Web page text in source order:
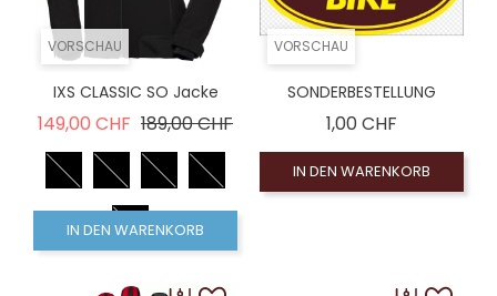
VORSCHAU
IXS CLASSIC SO Jacke
149,00 CHF Verkaufspreis
189,00 CHFPreis
IN DEN WARENKORB
VORSCHAU
SONDERBESTELLUNG
1,00 CHF
IN DEN WARENKORB